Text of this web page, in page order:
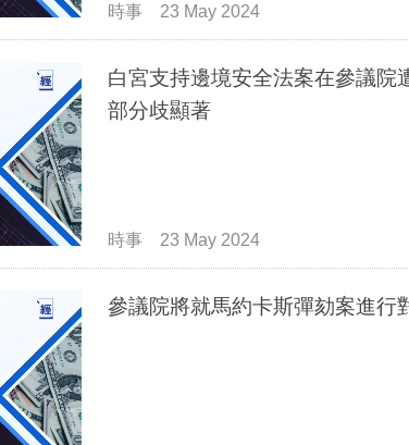
時事 23 May 2024
白宮支持邊境安全法案在參議院
部分歧顯著
時事 23 May 2024
參議院將就馬約卡斯彈劾案進行